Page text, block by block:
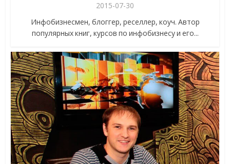
2015-07-30
Инфобизнесмен, блоггер, реселлер, коуч. Автор
популярных книг, курсов по инфобизнесу и его...